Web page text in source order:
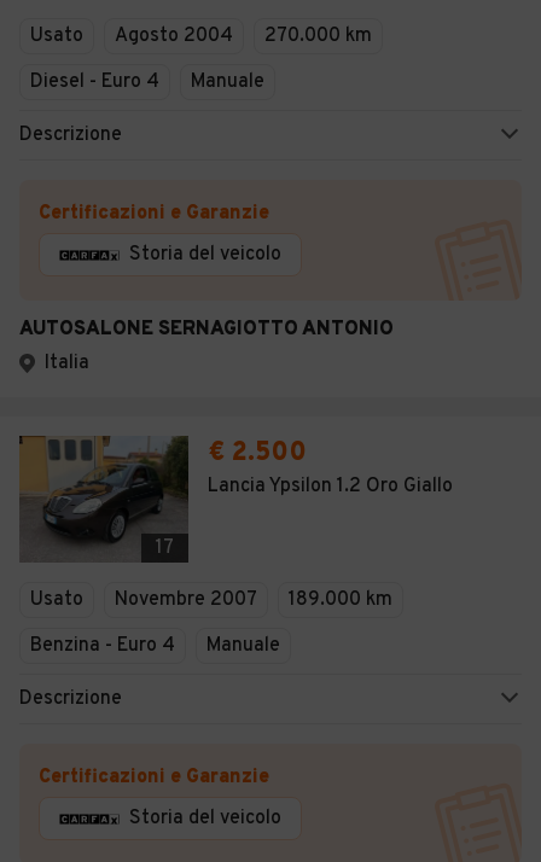
Usato Agosto 2004
270.000 km
Diesel - Euro 4
Manuale
Descrizione
Certificazioni e Garanzie
Storia del veicolo
AUTOSALONE SERNAGIOTTO ANTONIO
Italia
17
€ 2.500
Lancia Ypsilon 1.2 Oro Giallo
Usato Novembre 2007
189.000 km
Benzina - Euro 4
Manuale
Descrizione
Certificazioni e Garanzie
Storia del veicolo